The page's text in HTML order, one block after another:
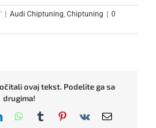
| Audi Chiptuning Chiptuning | 0
ovaj tekst. Podelite ga sa
drugima!
LinkedInWhatsApp
TumblrPinterest
Vk Email